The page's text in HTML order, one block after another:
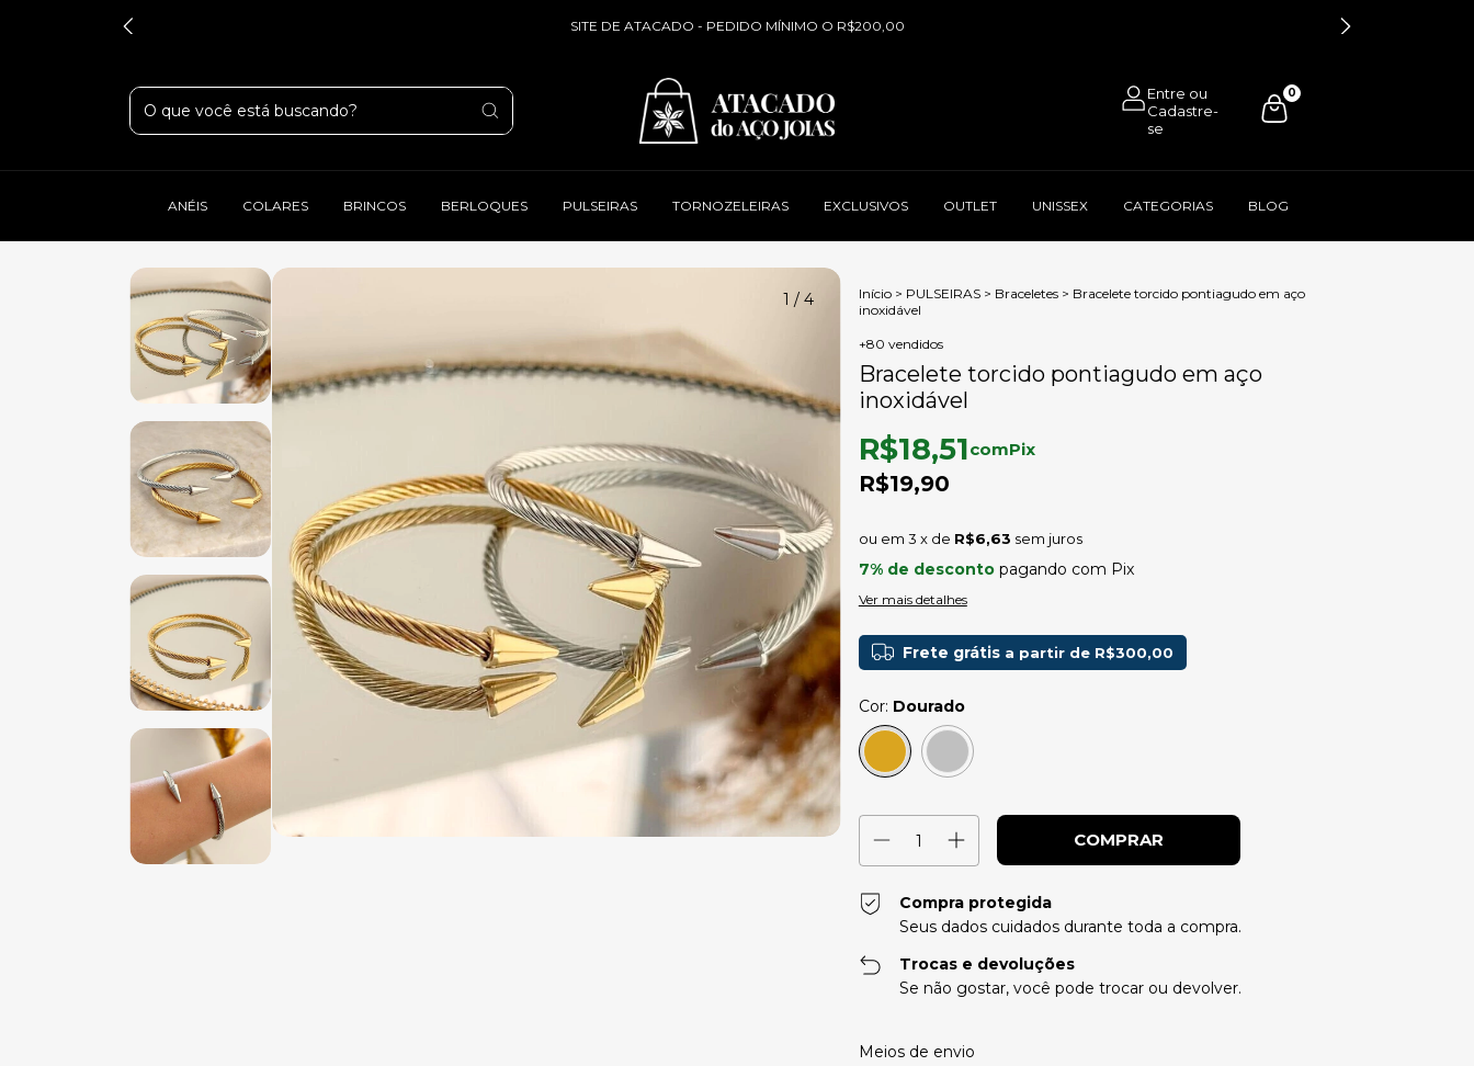
SITE DE ATACADO - PEDIDO MÍNIMO O R$200,00
0
ANÉIS COLARES BRINCOS BERLOQUES PULSEIRAS TORNOZELEIRAS EXCLUSIVOS OUTLET UNISSEX CATEGORIAS BLOG
1 / 4 Início > PULSEIRAS > Braceletes > Bracelete torcido pontiagudo em aço
inoxidável
+80 vendidos
Bracelete torcido pontiagudo em aço
inoxidável
R$19,90
R$18,51comPix
3 x de R$6,63 sem juros
7% de descontopagando com Pix
Ver mais detalhes
Frete grátis a partir de R$300,00
Cor: Dourado
Compra protegida
Seus dados cuidados durante toda a compra.
Trocas e devoluções
Se não gostar, você pode trocar ou devolver.
Entregas para o CEP:
Meios de envio